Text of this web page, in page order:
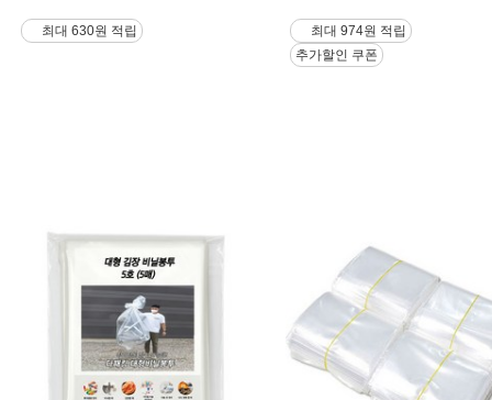
최대 630원 적립
최대 974원 적립
추가할인 쿠폰